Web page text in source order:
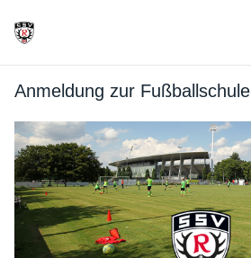
Anmeldung zur Fußballschule